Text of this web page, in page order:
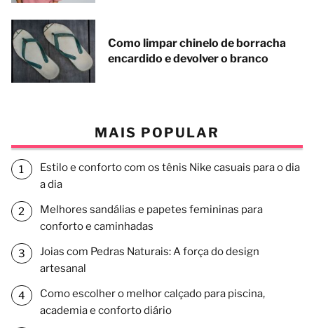
Como limpar chinelo de borracha
encardido e devolver o branco
MAIS POPULAR
Estilo e conforto com os tênis Nike casuais para o dia
a dia
Melhores sandálias e papetes femininas para
conforto e caminhadas
Joias com Pedras Naturais: A força do design
artesanal
Como escolher o melhor calçado para piscina,
academia e conforto diário